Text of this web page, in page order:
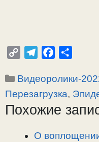
p
y
L
l
e
g
a
c
e
b
п
р
а
Рубрики
Видеоролики-
Перезагрузка,
Похожие
О